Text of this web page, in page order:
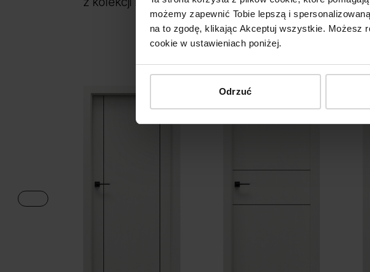
możemy zapewnić Tobie lepszą i
na to zgodę, klikając Akceptuj wszystkie. Możesz
cookie w ustawieniach poniżej.
Odrzuć